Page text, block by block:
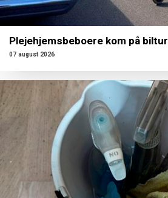
Plejehjemsbeboere kom på biltur
07 august 2026